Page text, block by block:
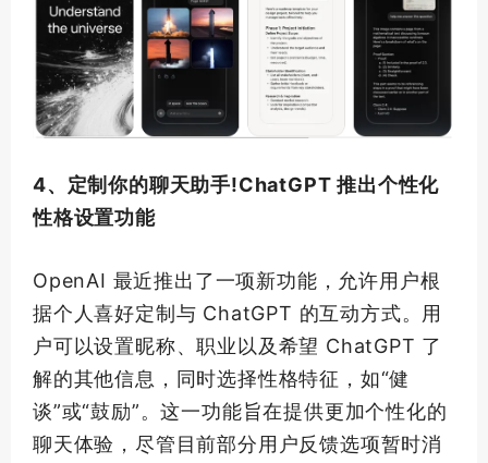
4、定制你的聊天助手!ChatGPT 推出个性化
性格设置功能
OpenAI 最近推出了一项新功能，允许用户根
据个人喜好定制与 ChatGPT 的互动方式。用
户可以设置昵称、职业以及希望 ChatGPT 了
解的其他信息，同时选择性格特征，如“健
谈”或“鼓励”。这一功能旨在提供更加个性化的
聊天体验，尽管目前部分用户反馈选项暂时消